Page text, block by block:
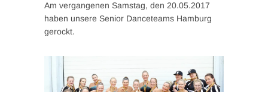
Am vergangenen Samstag, den 20.05.2017
haben unsere Senior Danceteams Hamburg
gerockt.